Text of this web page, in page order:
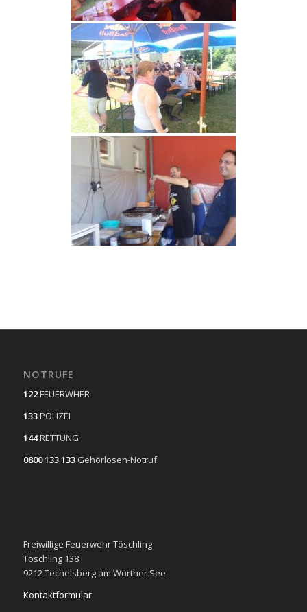
NOTRUFE
122FEUERWHER
133POLIZEI
144RETTUNG
0800 133 133 Gehörlosen-Notruf
Freiwillige Feuerwehr Töschling
Töschling 138
9212 Techelsberg am Wörther See
Kontaktformular